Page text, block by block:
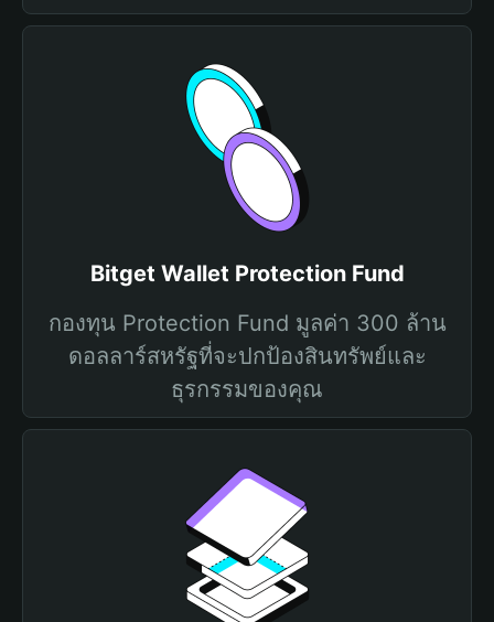
Bitget Wallet Protection Fund
กองทุน Protection Fund มูลค่า 300 ล้าน
ดอลลาร์สหรัฐที่จะปกป้องสินทรัพย์และ
ธุรกรรมของคุณ